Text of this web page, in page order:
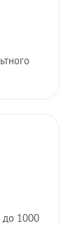
до 1000